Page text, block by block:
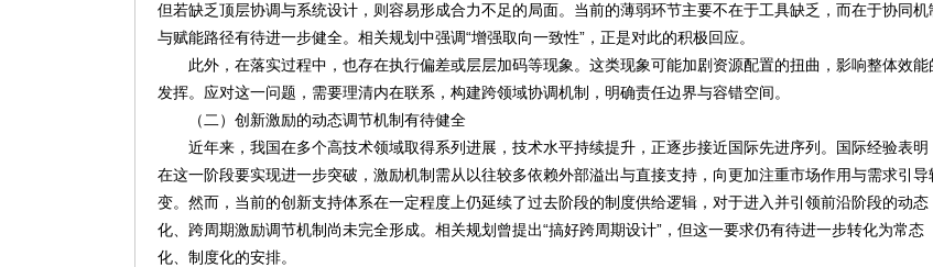
但若缺乏顶层协调与系统设计，则容易形成合力不足的局面。当前的薄弱环节主要不在于工具缺乏，而在于协同机
与赋能路径有待进一步健全。相关规划中强调“增强取向一致性”，正是对此的积极回应。
此外，在落实过程中，也存在执行偏差或层层加码等现象。这类现象可能加剧资源配置的扭曲，影响整体效能
发挥。应对这一问题，需要理清内在联系，构建跨领域协调机制，明确责任边界与容错空间。
（二）创新激励的动态调节机制有待健全
近年来，我国在多个高技术领域取得系列进展，技术水平持续提升，正逐步接近国际先进序列。国际经验表明
在这一阶段要实现进一步突破，激励机制需从以往较多依赖外部溢出与直接支持，向更加注重市场作用与需求引导
变。然而，当前的创新支持体系在一定程度上仍延续了过去阶段的制度供给逻辑，对于进入并引领前沿阶段的动态
化、跨周期激励调节机制尚未完全形成。相关规划曾提出“搞好跨周期设计”，但这一要求仍有待进一步转化为常态
化、制度化的安排。